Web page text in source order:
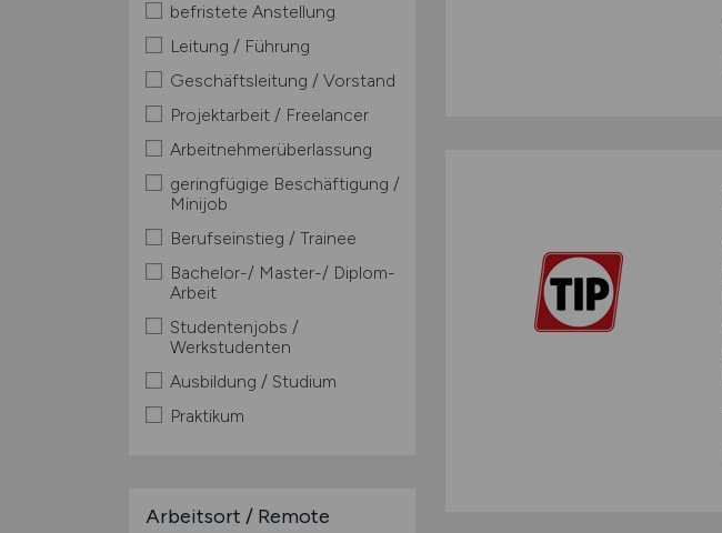
befristete Anstellung
Leitung / Führung
Geschäftsleitung / Vorstand
Projektarbeit / Freelancer
Arbeitnehmerüberlassung
geringfügige Beschäftigung /
Minijob
Berufseinstieg / Trainee
Bachelor-/ Master-/ Diplom-
Arbeit
Studentenjobs /
Werkstudenten
Ausbildung / Studium
Praktikum
Arbeitsort / Remote